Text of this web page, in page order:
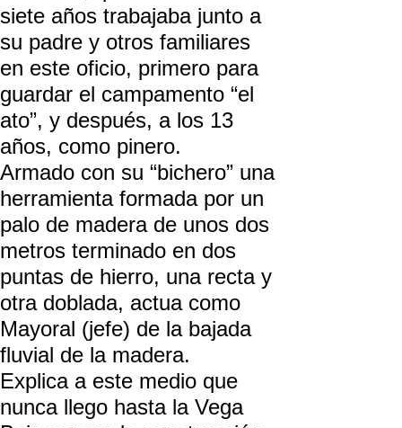
siete años trabajaba junto a
su padre y otros familiares
en este oficio, primero para
guardar el campamento “el
ato”, y después, a los 13
años, como pinero.
Armado con su “bichero” una
herramienta formada por un
palo de madera de unos dos
metros terminado en dos
puntas de hierro, una recta y
otra doblada, actua como
Mayoral (jefe) de la bajada
fluvial de la madera.
Explica a este medio que
nunca llego hasta la Vega